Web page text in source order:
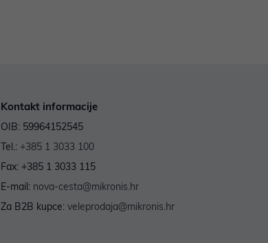
Kontakt informacije
OIB: 59964152545
Tel.: +385 1 3033 100
Fax: +385 1 3033 115
E-mail: nova-cesta@mikronis.hr
Za B2B kupce: veleprodaja@mikronis.hr